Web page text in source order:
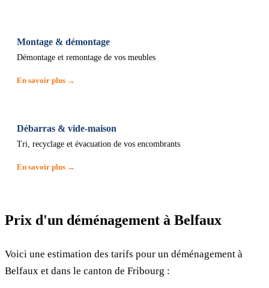
Montage & démontage
Démontage et remontage de vos meubles
En savoir plus →
Débarras & vide-maison
Tri, recyclage et évacuation de vos encombrants
En savoir plus →
Prix d'un déménagement à Belfaux
Voici une estimation des tarifs pour un déménagement à
Belfaux et dans le canton de Fribourg :